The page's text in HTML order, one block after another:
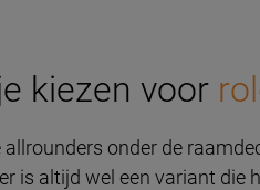
kiezen voor
onder de
is altijd wel een variant